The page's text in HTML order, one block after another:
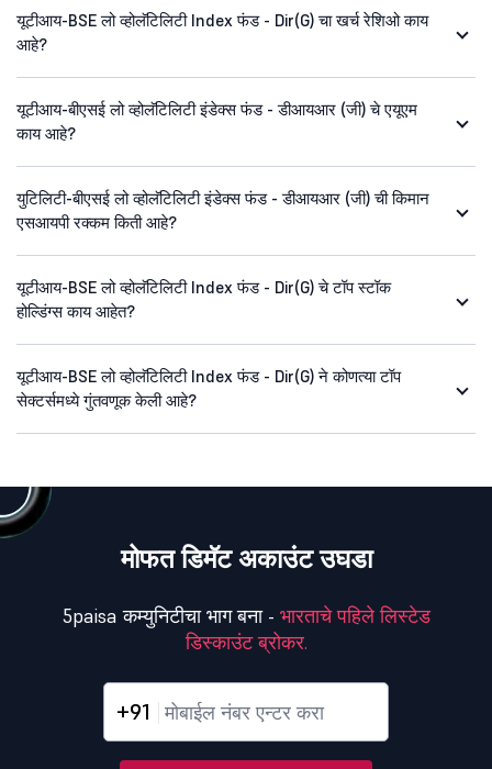
यूटीआय-BSE लो व्होलॅटिलिटी Index फंड - Dir(G) चा खर्च रेशिओ काय
आहे?
यूटीआय-बीएसई लो व्होलॅटिलिटी इंडेक्स फंड - डीआयआर (जी) चे एयूएम
काय आहे?
युटिलिटी-बीएसई लो व्होलॅटिलिटी इंडेक्स फंड - डीआयआर (जी) ची किमान
एसआयपी रक्कम किती आहे?
यूटीआय-BSE लो व्होलॅटिलिटी Index फंड - Dir(G) चे टॉप स्टॉक
होल्डिंग्स काय आहेत?
यूटीआय-BSE लो व्होलॅटिलिटी Index फंड - Dir(G) ने कोणत्या टॉप
सेक्टर्समध्ये गुंतवणूक केली आहे?
मोफत डिमॅट अकाउंट उघडा
5paisa कम्युनिटीचा भाग बना - भारताचे पहिले लिस्टेड
डिस्काउंट ब्रोकर.
+91